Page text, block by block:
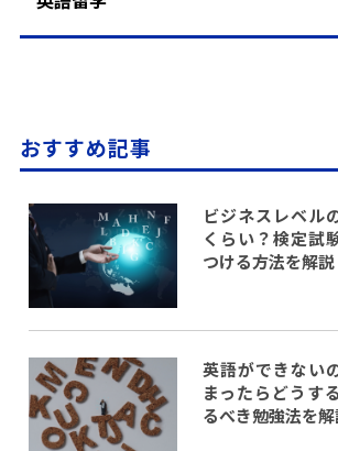
おすすめ記事
ビジネスレベル
くらい？検定試
つける方法を解説
英語ができない
まったらどうす
るべき勉強法を